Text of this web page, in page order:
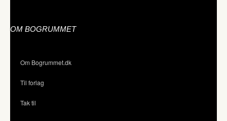
OM BOGRUMMET
Om Bogrummet.dk
Til forlag
Tak til